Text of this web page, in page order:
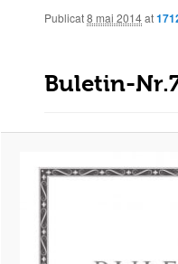
Navigare prin imagini
Buletin-
Publicat8 mai 2014at